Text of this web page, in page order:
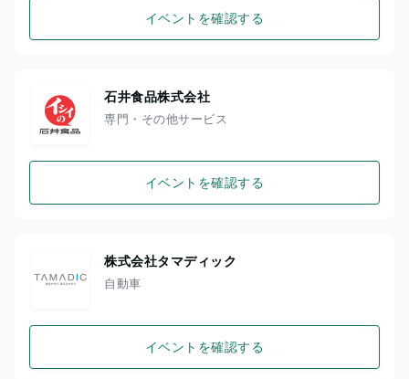
イベントを確認する
石井食品株式会社
専門・その他サービス
イベントを確認する
株式会社タマディック
自動車
イベントを確認する